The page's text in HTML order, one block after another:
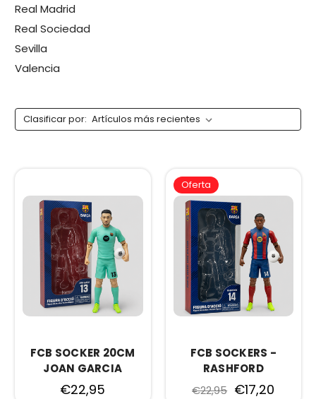
Real Madrid
Real Sociedad
Sevilla
Valencia
Clasificar por:
FCB SOCKER 20CM
JOAN GARCIA
€22,95
Oferta
FCB SOCKERS -
RASHFORD
€22,95 €17,20